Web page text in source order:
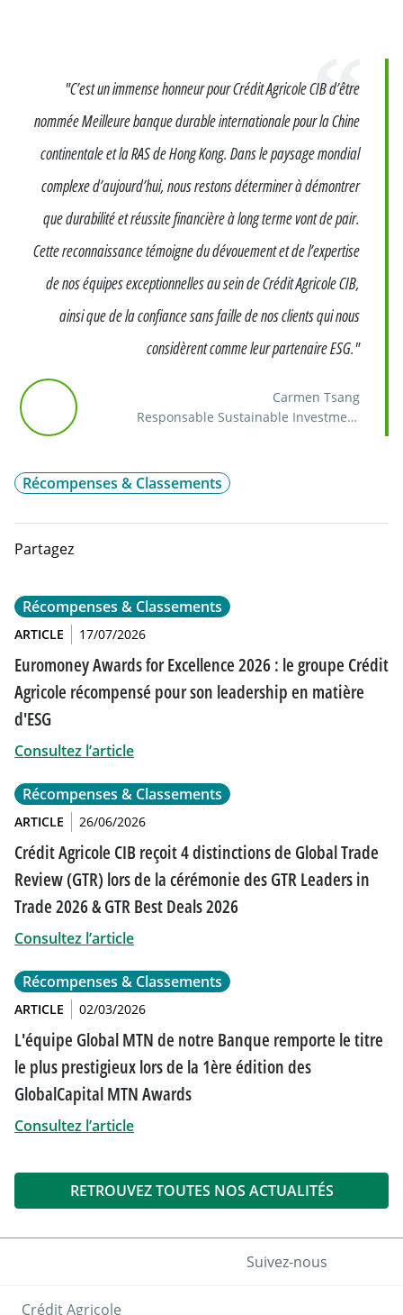
"C’est un immense honneur pour Crédit Agricole CIB d’être
nommée Meilleure banque durable internationale pour la Chine
continentale et la RAS de Hong Kong. Dans le paysage mondial
complexe d’aujourd’hui, nous restons déterminer à démontrer
que durabilité et réussite financière à long terme vont de pair.
Cette reconnaissance témoigne du dévouement et de l’expertise
de nos équipes exceptionnelles au sein de Crédit Agricole CIB,
ainsi que de la confiance sans faille de nos clients qui nous
considèrent comme leur partenaire ESG."
Carmen Tsang
Responsable Sustainable Investment
Récompenses & Classements
Partagez
Récompenses & Classements
ARTICLE 17/07/2026
Euromoney Awards for Excellence 2026 : le groupe Crédit
Agricole récompensé pour son leadership en matière
d'ESG
Consultez l’article
Récompenses & Classements
ARTICLE 26/06/2026
Crédit Agricole CIB reçoit 4 distinctions de Global Trade
Review (GTR) lors de la cérémonie des GTR Leaders in
Trade 2026 & GTR Best Deals 2026
Consultez l’article
Récompenses & Classements
ARTICLE 02/03/2026
L'équipe Global MTN de notre Banque remporte le titre
le plus prestigieux lors de la 1ère édition des
GlobalCapital MTN Awards
Consultez l’article
RETROUVEZ TOUTES NOS ACTUALITÉS
Crédit Agricole
Suivez-nous